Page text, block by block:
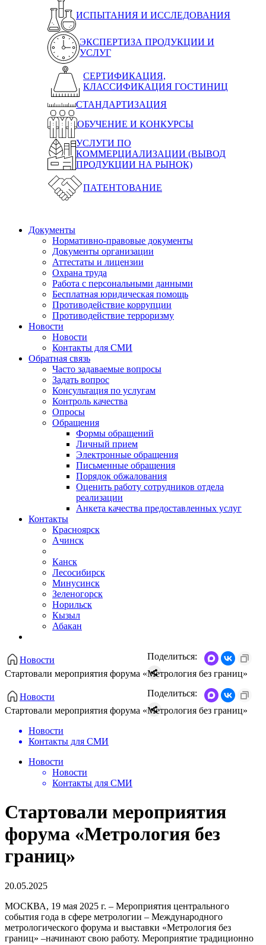
ИСПЫТАНИЯ И ИССЛЕДОВАНИЯ
ЭКСПЕРТИЗА ПРОДУКЦИИ И
УСЛУГ
СЕРТИФИКАЦИЯ,
КЛАССИФИКАЦИЯ ГОСТИНИЦ
СТАНДАРТИЗАЦИЯ
ОБУЧЕНИЕ И КОНКУРСЫ
УСЛУГИ ПО
КОММЕРЦИАЛИЗАЦИИ (ВЫВОД
ПРОДУКЦИИ НА РЫНОК)
ПАТЕНТОВАНИЕ
Документы
Нормативно-правовые документы
Документы организации
Аттестаты и лицензии
Охрана труда
Работа с персональными данными
Бесплатная юридическая помощь
Противодействие коррупции
Противодействие терроризму
Новости
Новости
Контакты для СМИ
Обратная связь
Часто задаваемые вопросы
Задать вопрос
Консультация по услугам
Контроль качества
Опросы
Обращения
Формы обращений
Личный прием
Электронные обращения
Письменные обращения
Порядок обжалования
Оценить работу сотрудников отдела
реализации
Анкета качества предоставленных услуг
Контакты
Красноярск
Ачинск
Канск
Лесосибирск
Минусинск
Зеленогорск
Норильск
Кызыл
Абакан
Новости
Стартовали мероприятия форума «Метрология без границ»
Поделиться:
Новости
Стартовали мероприятия форума «Метрология без границ»
Поделиться:
Новости
Контакты для СМИ
Новости
Новости
Контакты для СМИ
Стартовали мероприятия
форума «Метрология без
границ»
20.05.2025
МОСКВА, 19 мая 2025 г. – Мероприятия центрального
события года в сфере метрологии – Международного
метрологического форума и выставки «Метрология без
границ» –начинают свою работу. Мероприятие традиционно